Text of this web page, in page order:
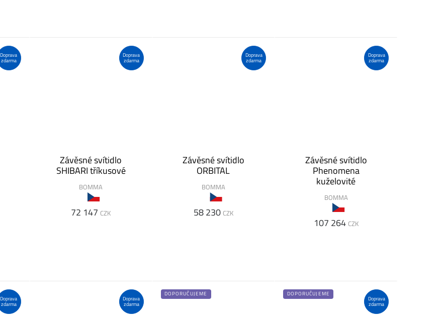
Doprava
zdarma
Doprava
zdarma
Závěsné svítidlo
SHIBARI tříkusové
BOMMA
72 147 CZK
Doprava
zdarma
Závěsné svítidlo
ORBITAL
BOMMA
58 230 CZK
Doprava
zdarma
Závěsné svítidlo
Phenomena
kuželovité
BOMMA
107 264 CZK
Doprava
zdarma
Doprava
zdarma
DOPORUČUJEME
Doprava
zdarma
DOPORUČUJEME